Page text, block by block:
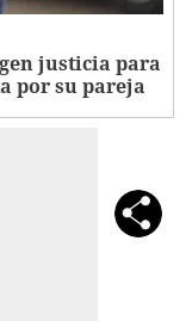
justicia para
por su pareja